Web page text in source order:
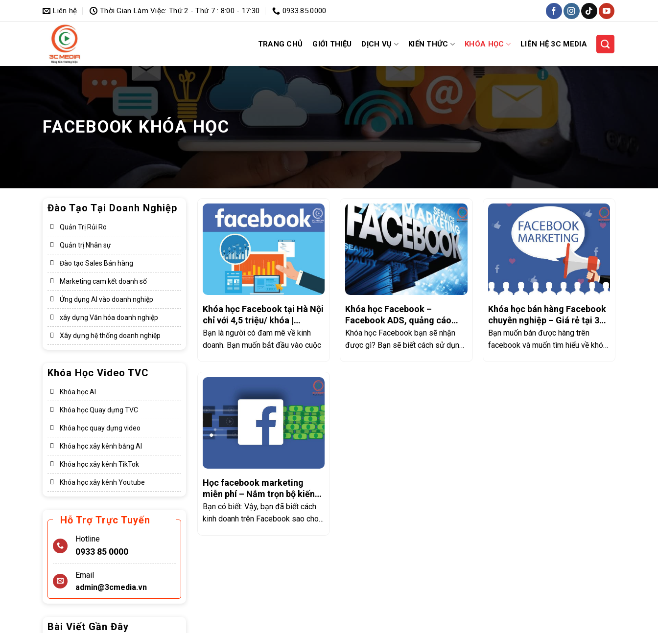
qua
Liên hệ Thời Gian Làm Việc: Thứ 2 - Thứ 7 : 8:00 - 17:30 0933.85.0000
TRANG CHỦ GIỚI THIỆU DỊCH VỤ KIẾN THỨC KHÓA HỌC LIÊN HỆ 3C MEDIA
FACEBOOK KHÓA HỌC
Đào Tạo Tại Doanh Nghiệp
Quản Trị Rủi Ro
Quản trị Nhân sự
Đào tạo Sales Bán hàng
Marketing cam kết doanh số
Ứng dụng AI vào doanh nghiệp
xây dựng Văn hóa doanh nghiệp​
Xây dựng hệ thống doanh nghiệp​
Khóa Học Video TVC
Khóa học AI
Khóa học Quay dựng TVC
Khóa học quay dựng video
Khóa học xây kênh bằng AI
Khóa học xây kênh TikTok
Khóa học xây kênh Youtube
Hỗ Trợ Trực Tuyến
Hotline
0933 85 0000
Email
admin@3cmedia.vn
Bài Viết Gần Đây
Khóa học Facebook tại Hà Nội
chỉ với 4,5 triệu/ khóa |
3Cmedia
Bạn là người có đam mê về kinh
doanh. Bạn muốn bắt đầu vào cuộc
Khóa học Facebook –
Facebook ADS, quảng cáo
Facebook tại 3Cmedia
Khóa học Facebook bạn sẽ nhận
được gì? Bạn sẽ biết cách sử dụng
Khóa học bán hàng Facebook
chuyên nghiệp – Giá rẻ tại 3C
Media
Bạn muốn bán được hàng trên
facebook và muốn tìm hiểu về khóa
Học facebook marketing
miễn phí – Nắm trọn bộ kiến
thức nhập môn
Bạn có biết: Vậy, bạn đã biết cách
kinh doanh trên Facebook sao cho